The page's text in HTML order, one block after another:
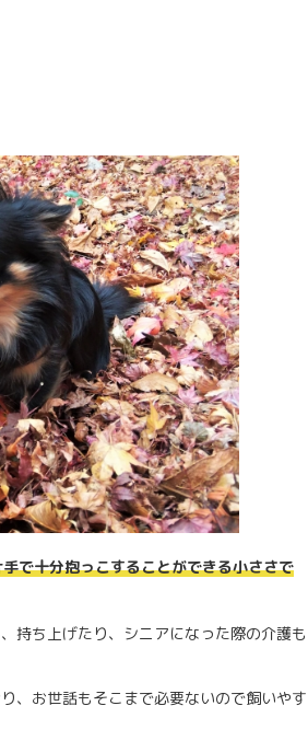
で十分抱っこすることができる小ささで
持ち上げたり、シニアになった際の介護も
、お世話もそこまで必要ないので飼いやす